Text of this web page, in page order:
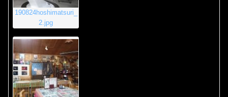
190824hoshimatsuri_
2.jpg